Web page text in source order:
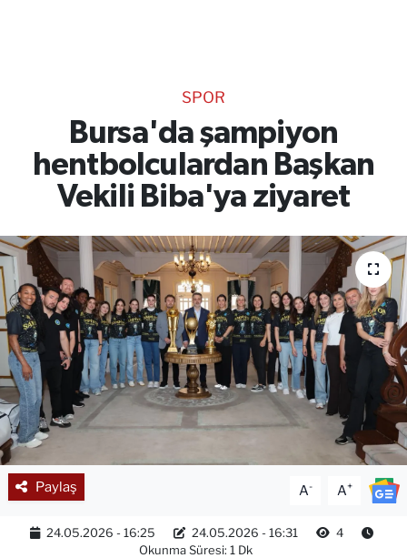
SPOR
Bursa'da şampiyon
hentbolculardan Başkan
Vekili Biba'ya ziyaret
Paylaş A- A+
24.05.2026 - 16:25 24.05.2026 - 16:31
4
Okunma Süresi: 1 Dk
RESMİ İLANLAR
Gencsesfm Canlı Dinle